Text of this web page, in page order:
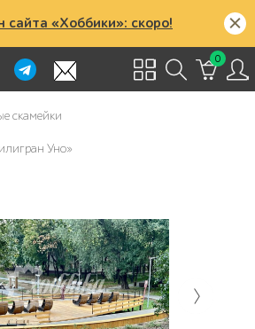
сайта «Хоббики»: скоро!
0
скамейки
Уно»